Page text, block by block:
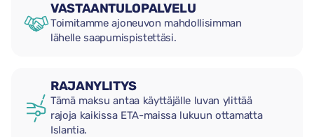
VASTAANTULOPALVELU
Toimitamme ajoneuvon mahdollisimman
lähelle saapumispistettäsi.
RAJANYLITYS
Tämä maksu antaa käyttäjälle luvan ylittää
rajoja kaikissa ETA-maissa lukuun ottamatta
Islantia.